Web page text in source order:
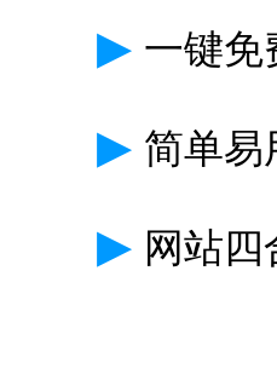
▶ 一键免
▶ 简单易
▶ 网站四